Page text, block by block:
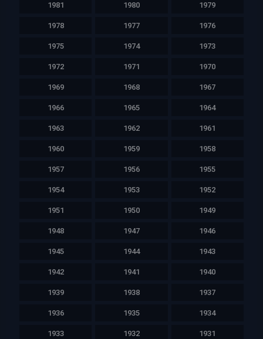
1981 1980 1979
1978 1977 1976
1975 1974 1973
1972 1971 1970
1969 1968 1967
1966 1965 1964
1963 1962 1961
1960 1959 1958
1957 1956 1955
1954 1953 1952
1951 1950 1949
1948 1947 1946
1945 1944 1943
1942 1941 1940
1939 1938 1937
1936 1935 1934
1933 1932 1931